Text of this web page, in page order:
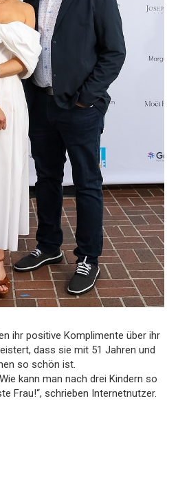
ihr positive Komplimente über ihr
dass sie mit 51 Jahren und
so schön ist.
kann man nach drei Kindern so
Frau!“, schrieben Internetnutzer.